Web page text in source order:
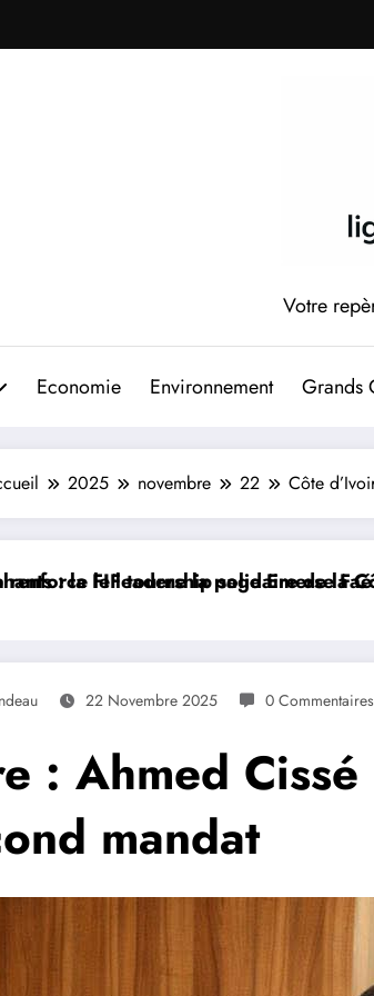
Votre
Economie Environnement Grands
2025 novembre 22 Côte
en Afriquemultilatérale : à Addis-
22 Novembre 2025 0 Commentaires
: Ahmed
mandat